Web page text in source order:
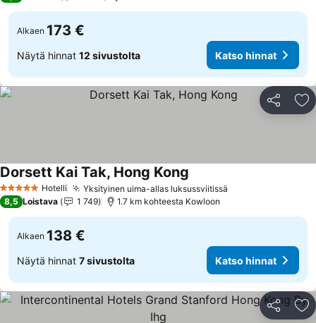
Alkaen 173 €
Näytä hinnat 12 sivustolta Katso hinnat
Jaa
5 Tähtiluokitus
Hotelli Yksityinen uima-allas luksussviitissä
Dorsett Kai Tak, Hong Kong
8,5 Loistava 1 749 1.7 km kohteesta Kowloon
Alkaen 138 €
Näytä hinnat 7 sivustolta Katso hinnat
Jaa